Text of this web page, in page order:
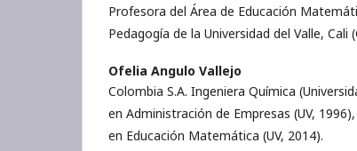
Profesora del Área de Educación
Pedagogía de la Universidad del Valle, Cali
Ofelia Angulo Vallejo
Colombia S.A. Ingeniera Química
en Administración de Empresas (UV,
en Educación Matemática (UV, 2014).